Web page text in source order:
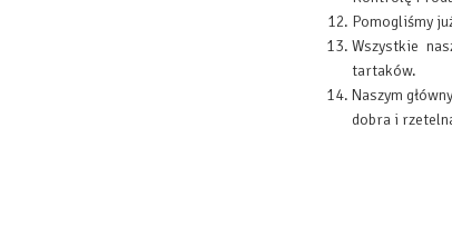
Pomogliśmy
Wszystkie
tartaków.
Naszym
dobra i